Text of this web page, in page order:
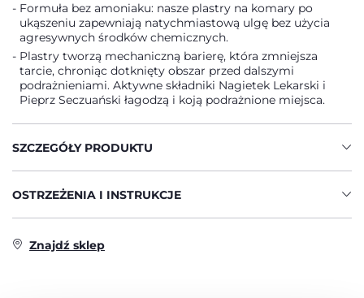
Formuła bez amoniaku: nasze plastry na komary po
ukąszeniu zapewniają natychmiastową ulgę bez użycia
agresywnych środków chemicznych.
Plastry tworzą mechaniczną barierę, która zmniejsza
tarcie, chroniąc dotknięty obszar przed dalszymi
podrażnieniami. Aktywne składniki Nagietek Lekarski i
Pieprz Seczuański łagodzą i koją podrażnione miejsca.
SZCZEGÓŁY PRODUKTU
OSTRZEŻENIA I INSTRUKCJE
Znajdź sklep